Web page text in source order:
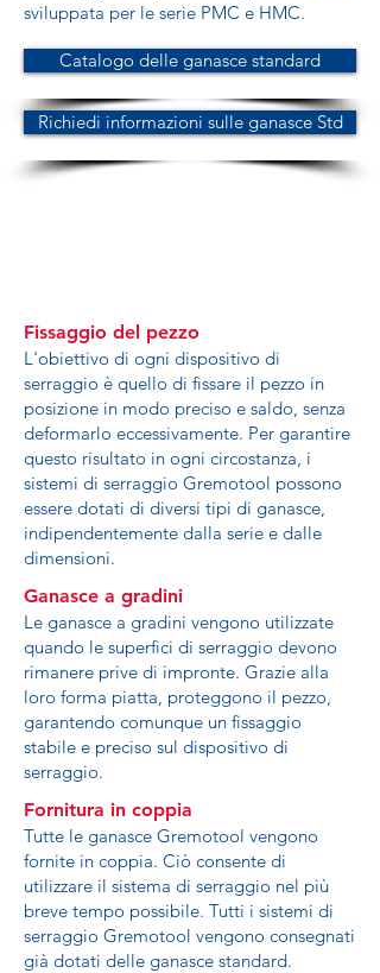
sviluppata per le serie PMC e HMC.
Catalogo delle ganasce standard
Richiedi informazioni sulle ganasce Std
Fissaggio del pezzo
L'obiettivo di ogni dispositivo di
serraggio è quello di fissare il pezzo in
posizione in modo preciso e saldo, senza
deformarlo eccessivamente. Per garantire
questo risultato in ogni circostanza, i
sistemi di serraggio Gremotool possono
essere dotati di diversi tipi di ganasce,
indipendentemente dalla serie e dalle
dimensioni.
Ganasce a gradini
Le ganasce a gradini vengono utilizzate
quando le superfici di serraggio devono
rimanere prive di impronte. Grazie alla
loro forma piatta, proteggono il pezzo,
garantendo comunque un fissaggio
stabile e preciso sul dispositivo di
serraggio.
Fornitura in coppia
Tutte le ganasce Gremotool vengono
fornite in coppia. Ciò consente di
utilizzare il sistema di serraggio nel più
breve tempo possibile. Tutti i sistemi di
serraggio Gremotool vengono consegnati
già dotati delle ganasce standard.